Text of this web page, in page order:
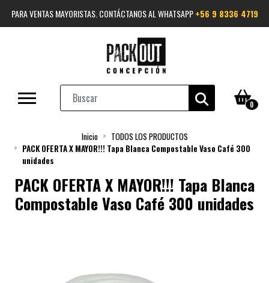
PARA VENTAS MAYORISTAS. CONTÁCTANOS AL WHATSAPP+56 9 8336 4719
0
Inicio
TODOS LOS PRODUCTOS
PACK OFERTA X MAYOR!!! Tapa Blanca Compostable Vaso Café 300
unidades
PACK OFERTA X MAYOR!!! Tapa Blanca
Compostable Vaso Café 300 unidades